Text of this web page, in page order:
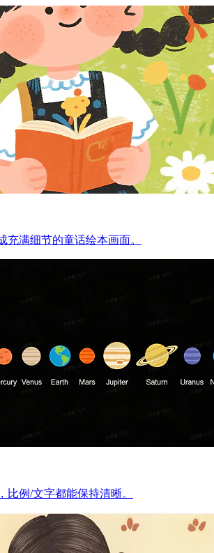
充满细节的童话绘本画面。
比例/文字都能保持清晰。